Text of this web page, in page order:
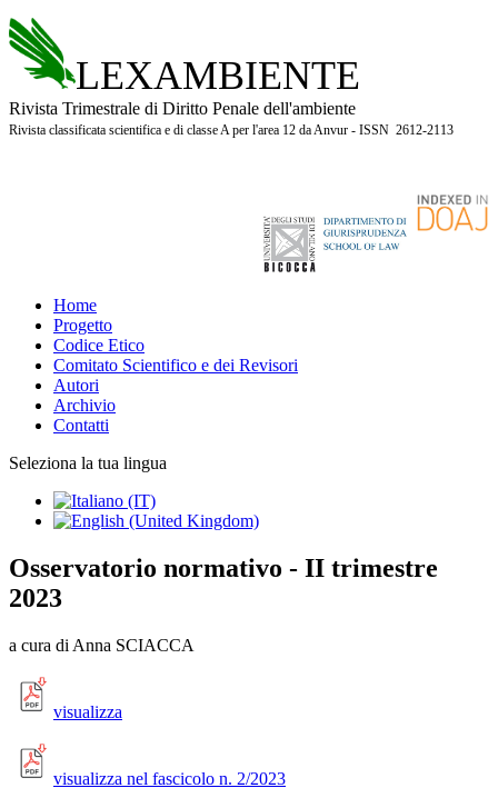
LEXAMBIENTE
Rivista Trimestrale di Diritto Penale dell'ambiente
Rivista classificata scientifica e di classe A per l'area 12 da Anvur - ISSN 2612-2113
Home
Progetto
Codice Etico
Comitato Scientifico e dei Revisori
Autori
Archivio
Contatti
Seleziona la tua lingua
Osservatorio normativo - II trimestre
2023
a cura di Anna SCIACCA
visualizza
visualizza nel fascicolo n. 2/2023